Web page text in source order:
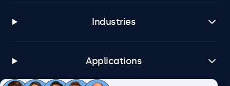
Industries
Applications